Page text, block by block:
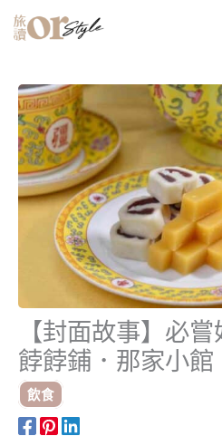
【封面故事】必
餑餑鋪．那家小館
飲食